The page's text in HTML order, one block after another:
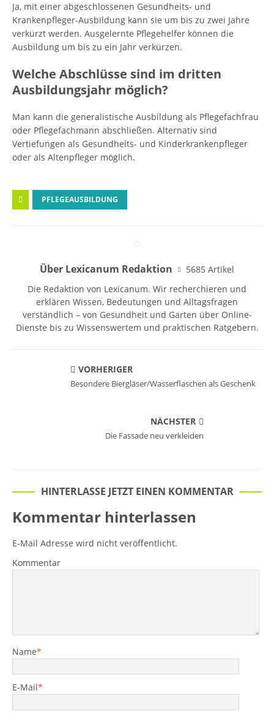
Ja, mit einer abgeschlossenen Gesundheits- und
Krankenpfleger-Ausbildung kann sie um bis zu zwei Jahre
verkürzt werden. Ausgelernte Pflegehelfer können die
Ausbildung um bis zu ein Jahr verkürzen.
Welche Abschlüsse sind im dritten
Ausbildungsjahr möglich?
Man kann die generalistische Ausbildung als Pflegefachfrau
oder Pflegefachmann abschließen. Alternativ sind
Vertiefungen als Gesundheits- und Kinderkrankenpfleger
oder als Altenpfleger möglich.
PFLEGEAUSBILDUNG
Über Lexicanum Redaktion
5685 Artikel
Die Redaktion von Lexicanum. Wir recherchieren und
erklären Wissen, Bedeutungen und Alltagsfragen
verständlich – von Gesundheit und Garten über Online-
Dienste bis zu Wissenswertem und praktischen Ratgebern.
VORHERIGER
Besondere Biergläser/Wasserflaschen als Geschenk
NÄCHSTER
Die Fassade neu verkleiden
HINTERLASSE JETZT EINEN KOMMENTAR
Kommentar hinterlassen
E-Mail Adresse wird nicht veröffentlicht.
Kommentar
Name*
E-Mail*